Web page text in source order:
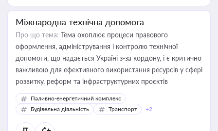
Міжнародна технічна допомога
Про що тема: Тема охоплює процеси правового
оформлення, адміністрування і контролю технічної
допомоги, що надається Україні з-за кордону, і є критично
важливою для ефективного використання ресурсів у сфері
розвитку, реформ та інфраструктурних проєктів
Паливно-енергетичний комплекс
Будівельна діяльність
Транспорт +2